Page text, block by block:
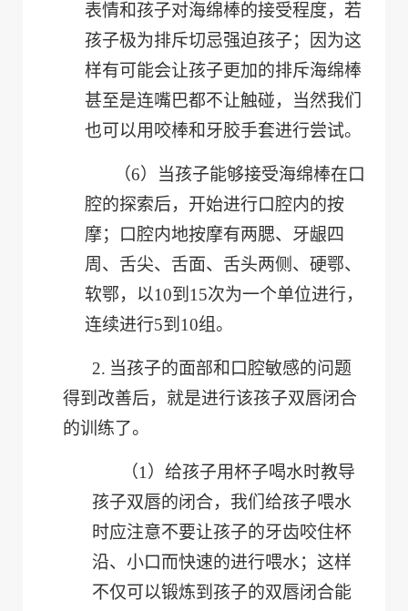
表情和孩子对海绵棒的接受程度，若
孩子极为排斥切忌强迫孩子；因为这
样有可能会让孩子更加的排斥海绵棒
甚至是连嘴巴都不让触碰，当然我们
也可以用咬棒和牙胶手套进行尝试。
（6） 当孩子能够接受海绵棒在口
腔的探索后，开始进行口腔内的按
摩；口腔内地按摩有两腮、牙龈四
周、舌尖、舌面、舌头两侧、硬鄂、
软鄂，以10到15次为一个单位进行，
连续进行5到10组。
2. 当孩子的面部和口腔敏感的问题
得到改善后，就是进行该孩子双唇闭合
的训练了。
（1） 给孩子用杯子喝水时教导
孩子双唇的闭合，我们给孩子喂水
时应注意不要让孩子的牙齿咬住杯
沿、小口而快速的进行喂水；这样
不仅可以锻炼到孩子的双唇闭合能